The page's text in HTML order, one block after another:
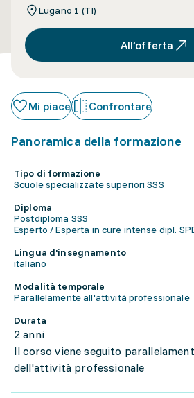
Lugano 1 (TI)
All’offerta
Mi piace Confrontare
Panoramica della formazione
Tipo di formazione
Scuole specializzate superiori SSS
Diploma
Postdiploma SSS
Esperto / Esperta in cure intense dipl.
Lingua d'insegnamento
italiano
Modalità temporale
Parallelamente all'attività professionale
Durata
2 anni
Il corso viene seguito
dell'attività professionale